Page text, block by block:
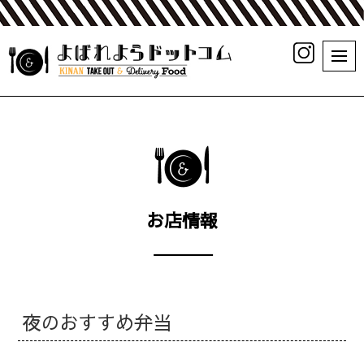
お店情報
夜のおすすめ弁当